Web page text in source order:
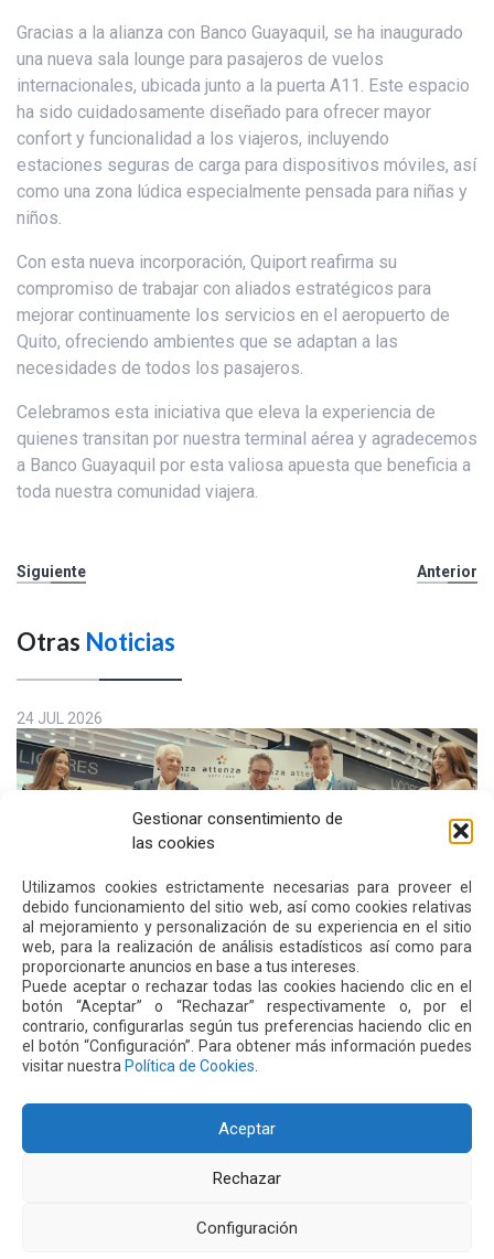
Gestionar consentimiento de
las cookies
Utilizamos cookies estrictamente necesarias para proveer el
debido funcionamiento del sitio web, así como cookies relativas
al mejoramiento y personalización de su experiencia en el sitio
web, para la realización de análisis estadísticos así como para
proporcionarte anuncios en base a tus intereses.
Puede aceptar o rechazar todas las cookies haciendo clic en el
botón “Aceptar” o “Rechazar” respectivamente o, por el
contrario, configurarlas según tus preferencias haciendo clic en
el botón “Configuración”. Para obtener más información puedes
visitar nuestra Política de Cookies
Aceptar
Rechazar
Configuración
Gracias a la alianza con Banco Guayaquil, se ha inaugurado
una nueva sala lounge para pasajeros de vuelos
internacionales, ubicada junto a la puerta A11. Este espacio
ha sido cuidadosamente diseñado para ofrecer mayor
confort y funcionalidad a los viajeros, incluyendo
estaciones seguras de carga para dispositivos móviles, así
como una zona lúdica especialmente pensada para niñas y
niños.
Con esta nueva incorporación, Quiport reafirma su
compromiso de trabajar con aliados estratégicos para
mejorar continuamente los servicios en el aeropuerto de
Quito, ofreciendo ambientes que se adaptan a las
necesidades de todos los pasajeros.
Celebramos esta iniciativa que eleva la experiencia de
quienes transitan por nuestra terminal aérea y agradecemos
a Banco Guayaquil por esta valiosa apuesta que beneficia a
toda nuestra comunidad viajera.
Siguiente Anterior
Otras Noticias
24 JUL 2026
El aeropuerto de Quito fortalece su oferta comercial
con la ampliación de las tiendas Duty Free y la llegada
de Polo Ralph Lauren y Adidas
Leer más